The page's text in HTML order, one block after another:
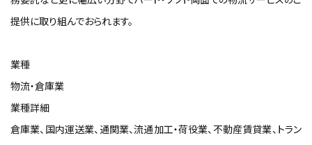
提供に取り組んでおられます。
業種
物流・倉庫業
業種詳細
倉庫業、国内運送業、通関業、流通加工・荷役業、不動産賃貸業、トラン